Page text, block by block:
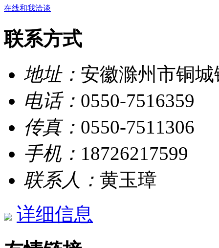
在线和我洽谈
联系方式
地址： 安徽滁州市铜
电话： 0550-7516359
传真： 0550-7511306
手机： 18726217599
联系人： 黄玉璋
详细信息